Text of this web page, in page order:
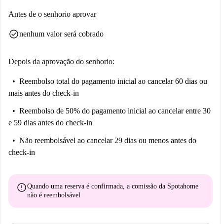
Antes de o senhorio aprovar
check_circlenenhum valor será cobrado
Depois da aprovação do senhorio:
Reembolso total do pagamento inicial ao cancelar 60 dias ou
mais antes do check-in
Reembolso de 50% do pagamento inicial ao cancelar entre 30
e 59 dias antes do check-in
Não reembolsável ao cancelar 29 dias ou menos antes do
check-in
errorQuando uma reserva é confirmada, a comissão da Spotahome
não é reembolsável